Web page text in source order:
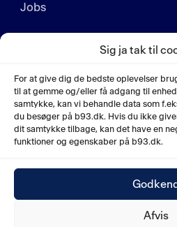
Sig ja tak til
For at give dig de bedste oplevelser
til at gemme og/eller få adgang til
samtykke, kan vi behandle data som
du besøger på b93.dk. Hvis du ikke
dit samtykke tilbage, kan det have en
funktioner og egenskaber på b93.dk.
Godkend
Afvis
Jobs
Fodboldhistorie
Privatlivspolitik